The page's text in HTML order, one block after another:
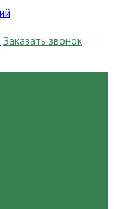
Заказать звонок